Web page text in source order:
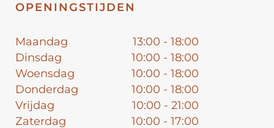
OPENINGSTIJDEN
Maandag
13:00 - 18:00
Dinsdag
10:00 - 18:00
Woensdag
10:00 - 18:00
Donderdag
10:00 - 18:00
Vrijdag
10:00 - 21:00
Zaterdag
10:00 - 17:00